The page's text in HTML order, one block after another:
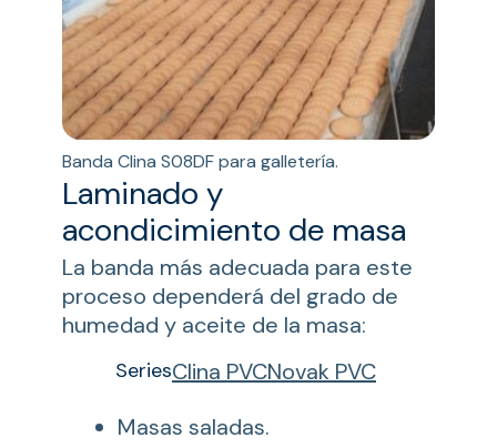
Banda Clina S08DF para galletería.
Laminado y
acondicimiento de masa
La banda más adecuada para este
proceso dependerá del grado de
humedad y aceite de la masa:
SeriesClina PVCNovak PVC
Masas saladas.